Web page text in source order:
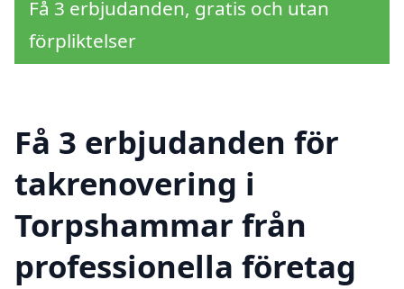
Få 3 erbjudanden, gratis och utan
förpliktelser
Få 3 erbjudanden för
takrenovering i
Torpshammar från
professionella företag